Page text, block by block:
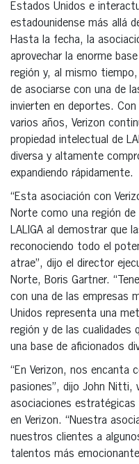
Estados Unidos e
estadounidense más allá
Hasta la fecha, la
aprovechar la enorme
región y, al mismo tiempo,
de asociarse con una de
invierten en deportes.
varios años, Verizon
propiedad intelectual de
diversa y altamente
expandiendo rápidamente.
“Esta asociación con
Norte como una región
LALIGA al demostrar que
reconociendo todo el
atrae”, dijo el director
Norte, Boris Gartner.
con una de las empresas
Unidos representa una
región y de las cualidades
una base de aficionados
“En Verizon, nos encanta
pasiones”, dijo John Nitti,
asociaciones estratégicas
en Verizon. “Nuestra
nuestros clientes a
talentos más